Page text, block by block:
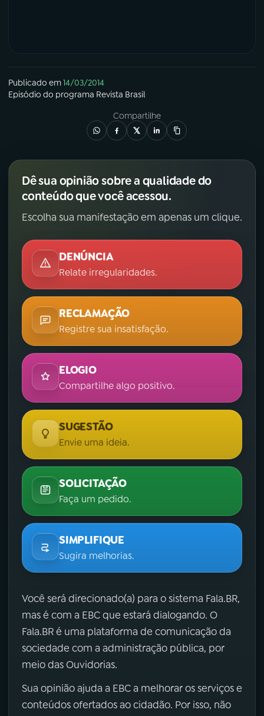
Publicado em14/03/2014
Episódio do programa Revista Brasil
Compartilhe
Dê sua opinião sobre a qualidade do
conteúdo que você acessou.
Escolha sua manifestação em apenas um clique.
DENÚNCIA
Relate irregularidades.
RECLAMAÇÃO
Registre sua insatisfação.
ELOGIO
Compartilhe algo positivo.
SUGESTÃO
Envie uma ideia.
SOLICITAÇÃO
Faça um pedido.
SIMPLIFIQUE
Sugira melhorias.
Você será direcionado(a) para o sistema Fala.BR,
mas é com a EBC que estará dialogando. O
Fala.BR é uma plataforma de comunicação da
sociedade com a administração pública, por
meio das Ouvidorias.
Sua opinião ajuda a EBC a melhorar os serviços e
conteúdos ofertados ao cidadão. Por isso, não